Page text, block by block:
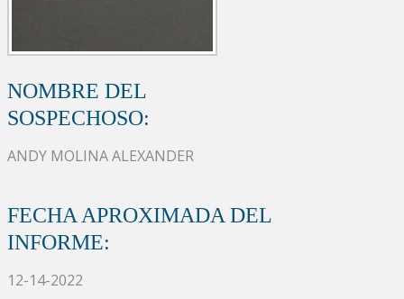
NOMBRE DEL
SOSPECHOSO:
ANDY MOLINA ALEXANDER
FECHA APROXIMADA DEL
INFORME:
12-14-2022